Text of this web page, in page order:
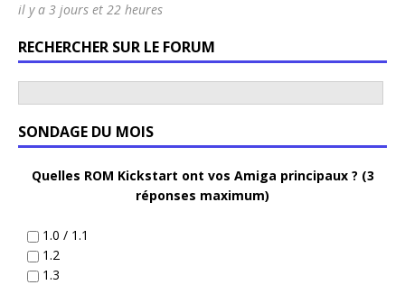
il y a 3 jours et 22 heures
RECHERCHER SUR LE FORUM
SONDAGE DU MOIS
Quelles ROM Kickstart ont vos Amiga principaux ? (3
réponses maximum)
1.0 / 1.1
1.2
1.3